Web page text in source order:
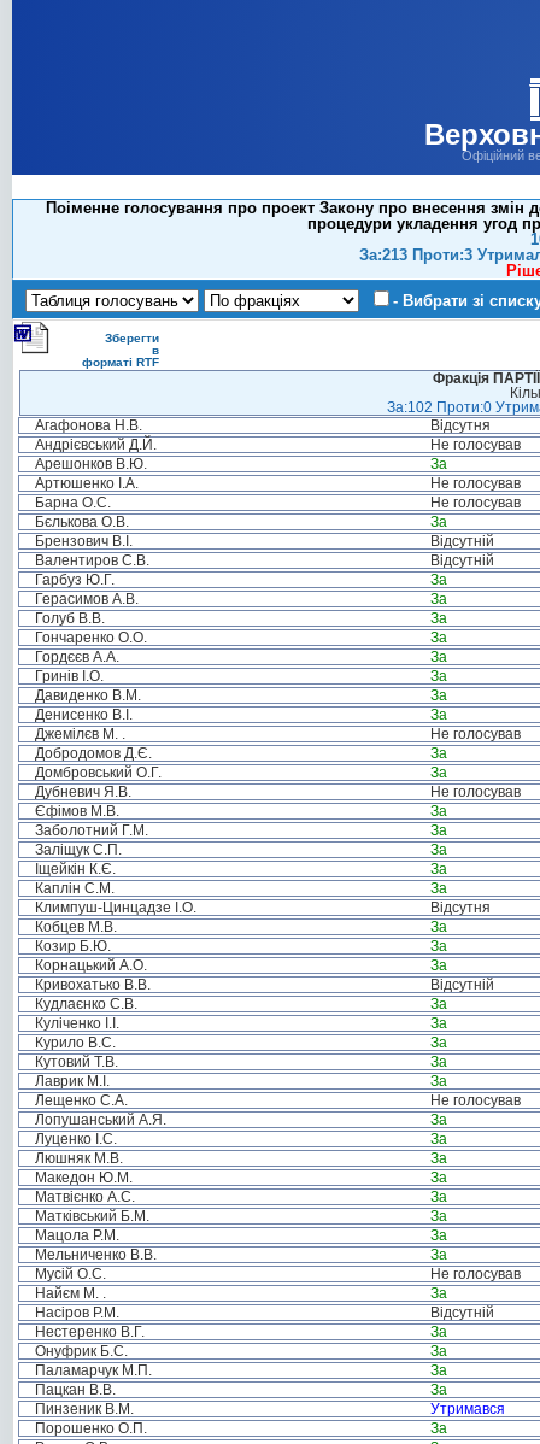
Офіційний
Поіменне голосування про проект Закону про внесення
процедури укладення угод
За:213 Проти:3
- Вибрати зі
Зберегти
в
форматі RTF
Фракція
За:102 Проти:0
Агафонова Н.В.
Відсутня
Андрієвський Д.Й.
Не голосував
Арешонков В.Ю.
За
Артюшенко І.А.
Не голосував
Барна О.С.
Не голосував
Бєлькова О.В.
За
Брензович В.І.
Відсутній
Валентиров С.В.
Відсутній
Гарбуз Ю.Г.
За
Герасимов А.В.
За
Голуб В.В.
За
Гончаренко О.О.
За
Гордєєв А.А.
За
Гринів І.О.
За
Давиденко В.М.
За
Денисенко В.І.
За
Джемілєв М. .
Не голосував
Добродомов Д.Є.
За
Домбровський О.Г.
За
Дубневич Я.В.
Не голосував
Єфімов М.В.
За
Заболотний Г.М.
За
Заліщук С.П.
За
Іщейкін К.Є.
За
Каплін С.М.
За
Климпуш-Цинцадзе І.О.
Відсутня
Кобцев М.В.
За
Козир Б.Ю.
За
Корнацький А.О.
За
Кривохатько В.В.
Відсутній
Кудлаєнко С.В.
За
Куліченко І.І.
За
Курило В.С.
За
Кутовий Т.В.
За
Лаврик М.І.
За
Лещенко С.А.
Не голосував
Лопушанський А.Я.
За
Луценко І.С.
За
Люшняк М.В.
За
Македон Ю.М.
За
Матвієнко А.С.
За
Матківський Б.М.
За
Мацола Р.М.
За
Мельниченко В.В.
За
Мусій О.С.
Не голосував
Найєм М. .
За
Насіров Р.М.
Відсутній
Нестеренко В.Г.
За
Онуфрик Б.С.
За
Паламарчук М.П.
За
Пацкан В.В.
За
Пинзеник В.М.
Утримався
Порошенко О.П.
За